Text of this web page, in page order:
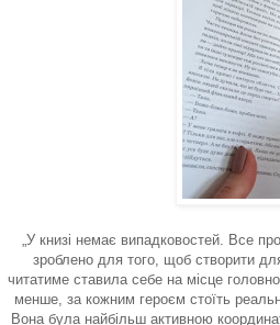
„У книзі немає випадковостей. Все
зроблено для того, щоб створити
читатиме ставила себе на місце
менше, за кожним героєм стоїть
Вона була найбільш активною